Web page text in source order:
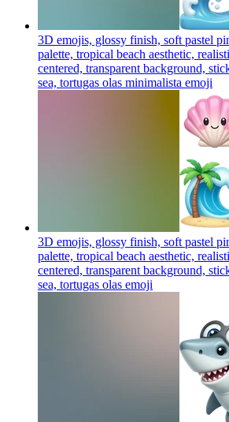
3D emojis, glossy finish, soft pastel
palette, tropical beach aesthetic,
centered, transparent background,
sea, tortugas olas minimalista emoji
3D emojis, glossy finish, soft pastel
palette, tropical beach aesthetic,
centered, transparent background,
sea, tortugas olas emoji